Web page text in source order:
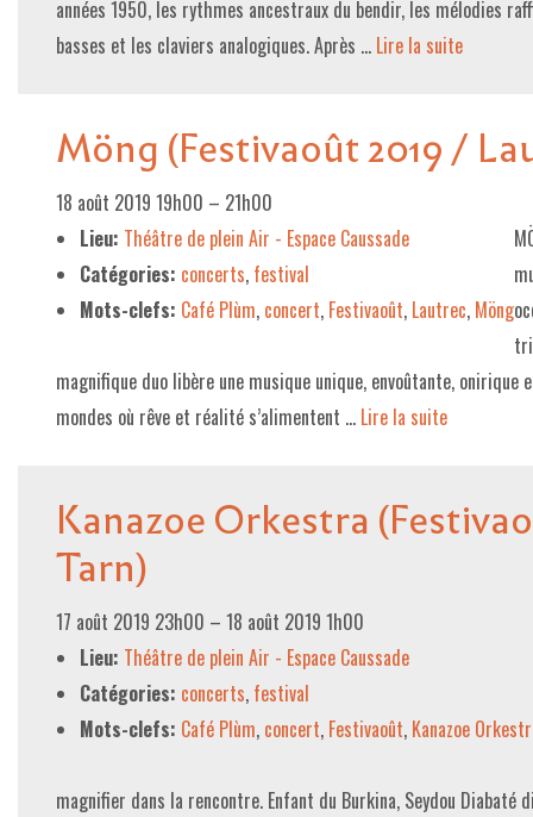
années 1950, les rythmes ancestraux du bendir, les mélodies
basses et les claviers analogiques. Après … Lire la suite­­
Möng (Festivaoût 2019 /
18 août 2019 19h00 – 21h00
Lieu: Théâtre de plein Air - Espace Caussade
Catégories: concerts, festival
Mots-clefs: Café Plùm, concert, Festivaoût, Lautrec, Möng
magnifique duo libère une musique unique, envoûtante,
mondes où rêve et réalité s’alimentent … Lire la suite­­
Kanazoe Orkestra
Tarn)
17 août 2019 23h00 – 18 août 2019 1h00
Lieu: Théâtre de plein Air - Espace Caussade
Catégories: concerts, festival
Mots-clefs: Café Plùm, concert, Festivaoût, Kanazoe
magnifier dans la rencontre. Enfant du Burkina, Seydou Diabaté